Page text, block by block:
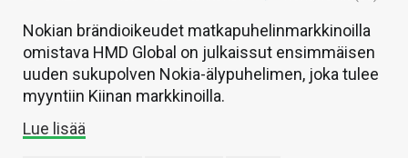
Nokian brändioikeudet matkapuhelinmarkkinoilla
omistava HMD Global on julkaissut ensimmäisen
uuden sukupolven Nokia-älypuhelimen, joka tulee
myyntiin Kiinan markkinoilla.
Lue lisää